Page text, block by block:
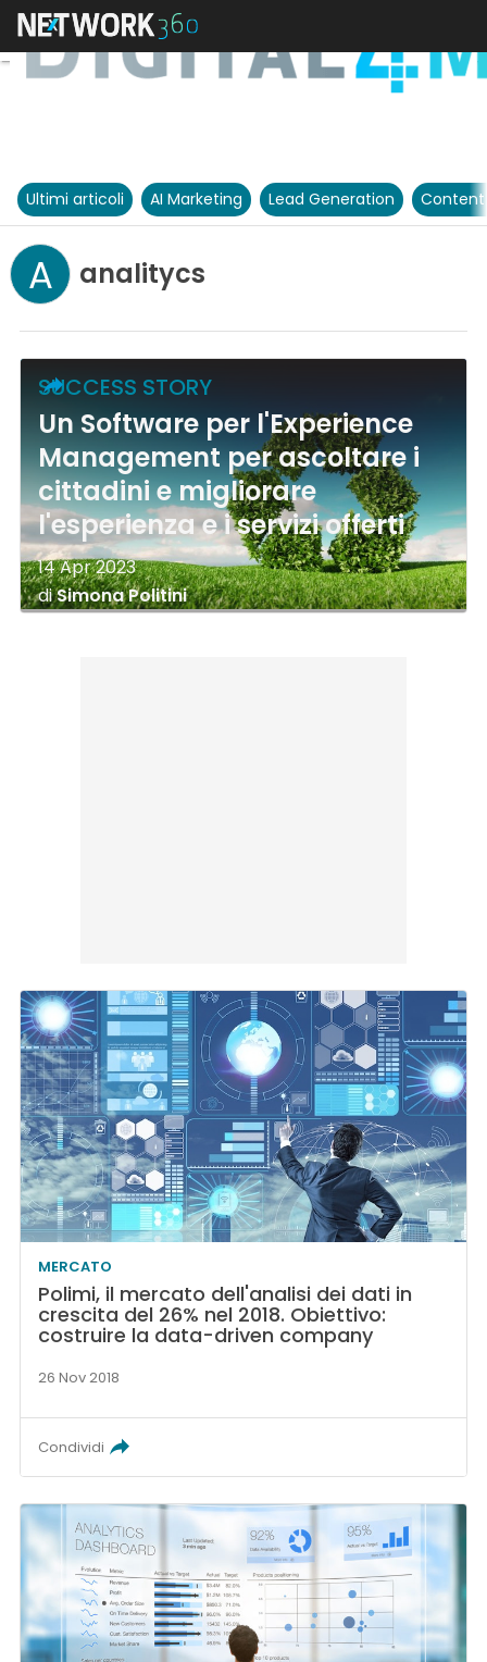
Ultimi articoli AI Marketing Lead Generation
A analitycs
SUCCESS STORY
Un Software per l'Experience
Management per ascoltare i
cittadini e migliorare
l'esperienza e i servizi offerti
14 Apr 2023
diSimona Politini
MERCATO
Polimi, il mercato dell'analisi dei dati in
crescita del 26% nel 2018. Obiettivo:
costruire la data-driven company
26 Nov 2018
Condividi